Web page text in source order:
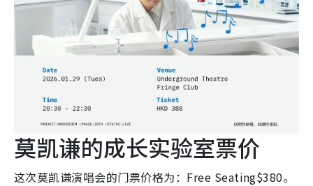
莫凯谦的成长实验室票价
这次莫凯谦演唱会的门票价格为：Free Seating$380。